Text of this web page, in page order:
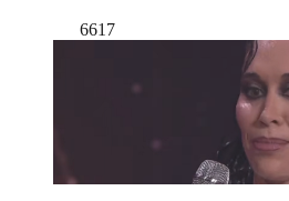
6617